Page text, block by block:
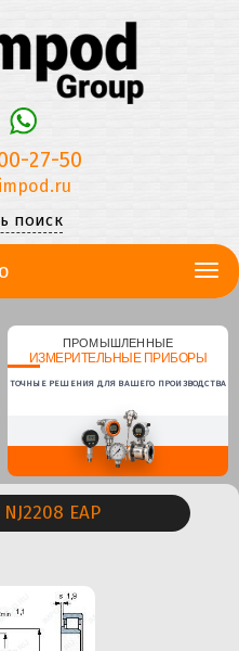
27-50
поиск
ПРОМЫШЛЕННЫЕ
ИЗМЕРИТЕЛЬНЫЕ ПРИБОРЫ
ТОЧНЫЕ РЕШЕНИЯ ДЛЯ ВАШЕГО ПРОИЗВОДСТВА
EAP